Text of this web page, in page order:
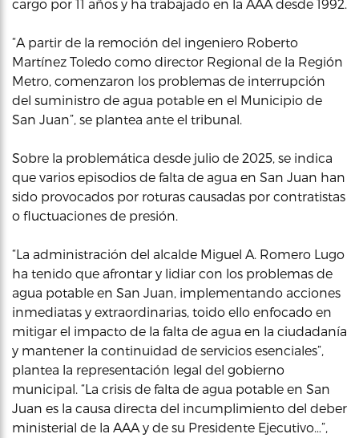
cargo por 11 años y ha trabajado en la AAA desde 1992.
“A partir de la remoción del ingeniero Roberto
Martínez Toledo como director Regional de la Región
Metro, comenzaron los problemas de interrupción
del suministro de agua potable en el Municipio de
San Juan”, se plantea ante el tribunal.
Sobre la problemática desde julio de 2025, se indica
que varios episodios de falta de agua en San Juan han
sido provocados por roturas causadas por contratistas
o fluctuaciones de presión.
“La administración del alcalde Miguel A. Romero Lugo
ha tenido que afrontar y lidiar con los problemas de
agua potable en San Juan, implementando acciones
inmediatas y extraordinarias, toido ello enfocado en
mitigar el impacto de la falta de agua en la ciudadanía
y mantener la continuidad de servicios esenciales”,
plantea la representación legal del gobierno
municipal. “La crisis de falta de agua potable en San
Juan es la causa directa del incumplimiento del deber
ministerial de la AAA y de su Presidente Ejecutivo…”,